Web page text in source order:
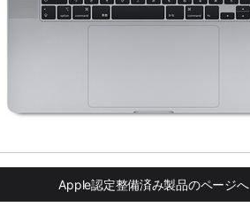
Apple認定整備済み製品のページへ